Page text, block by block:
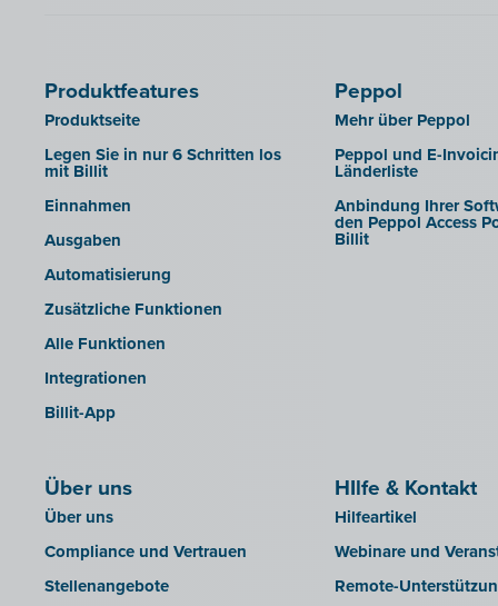
Produktfeatures
Produktseite
Legen Sie in nur 6 Schritten los
mit Billit
Einnahmen
Ausgaben
Automatisierung
Zusätzliche Funktionen
Alle Funktionen
Integrationen
Billit-App
Peppol
Mehr über Peppol
Peppol und E-
Länderliste
Anbindung Ihrer
den Peppol Access
Billit
Über uns
Über uns
Compliance und Vertrauen
Stellenangebote
HIlfe & Kontakt
Hilfeartikel
Webinare und
Remote-